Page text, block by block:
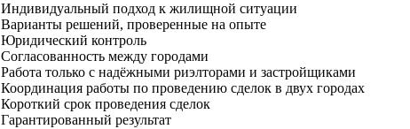
Индивидуальный подход к жилищной ситуации
Варианты решений, проверенные на опыте
Юридический контроль
Согласованность между городами
Работа только с надёжными риэлторами и застройщиками
Координация работы по проведению сделок в двух городах
Короткий срок проведения сделок
Гарантированный результат